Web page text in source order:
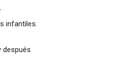
infantiles.
después